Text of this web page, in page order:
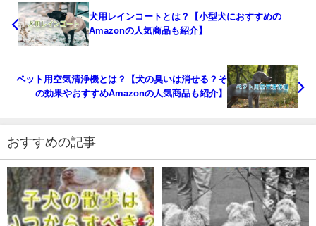
犬用レインコートとは？【小型犬におすすめの
Amazonの人気商品も紹介】
ペット用空気清浄機とは？【犬の臭いは消せる？そ
の効果やおすすめAmazonの人気商品も紹介】
おすすめの記事